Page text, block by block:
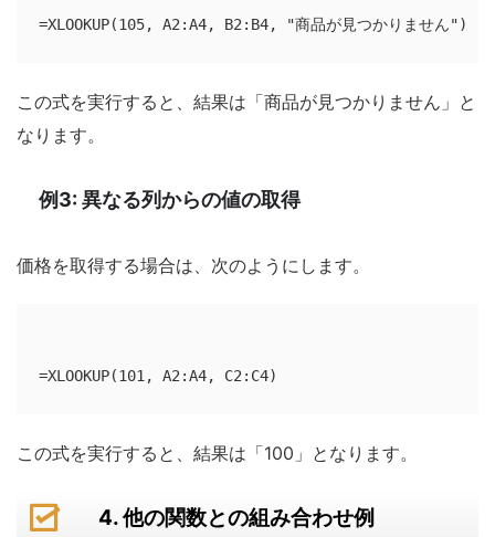
この式を実行すると、結果は「商品が見つかりません」と
なります。
例3: 異なる列からの値の取得
価格を取得する場合は、次のようにします。
この式を実行すると、結果は「100」となります。
4. 他の関数との組み合わせ例